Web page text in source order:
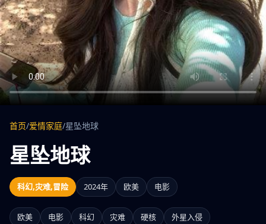
首页/爱情家庭/星坠地球
星坠地球
科幻,灾难,冒险 2024年 欧美 电影
欧美 电影 科幻 灾难 硬核 外星入侵